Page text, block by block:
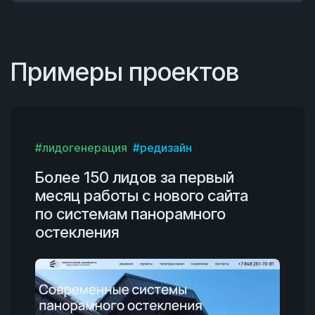
Примеры проектов
#лидогенерация #редизайн
Более 150 лидов за первый
месяц работы с нового сайта
по системам панорамного
остекления